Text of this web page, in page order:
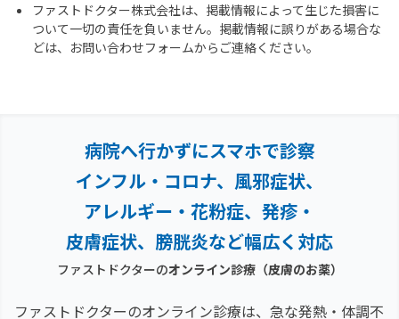
ファストドクター株式会社は、掲載情報によって生じた損害に
ついて一切の責任を負いません。掲載情報に誤りがある場合な
どは、お問い合わせフォームからご連絡ください。
病院へ行かずにスマホで診察
インフル・コロナ、風邪症状、
アレルギー・花粉症、 発疹・
皮膚症状、膀胱炎など幅広く対応
ファストドクターのオンライン診療（皮膚のお薬）
ファストドクターのオンライン診療は、急な発熱・体調不